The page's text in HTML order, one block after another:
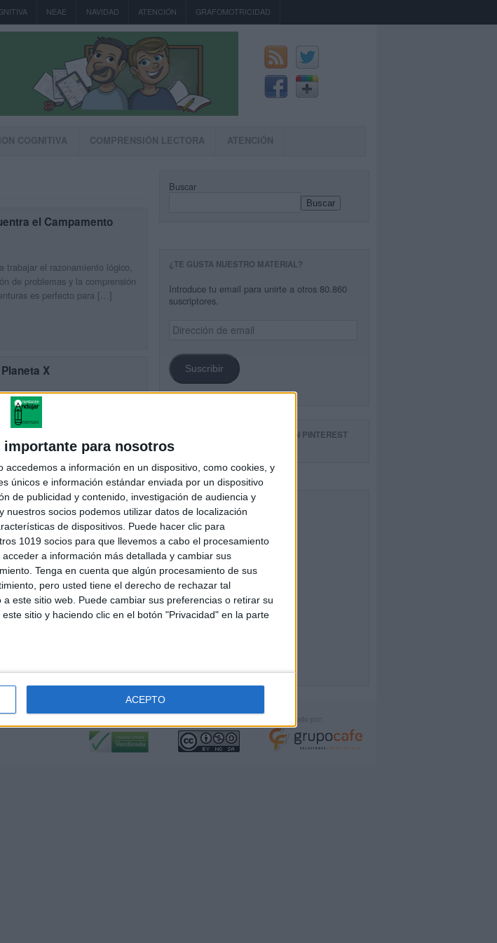
para nosotros
accedemos a información en un dispositivo, como cookies, y
únicos e información estándar enviada por un dispositivo
de publicidad y contenido, investigación de audiencia y
nuestros socios podemos utilizar datos de localización
de dispositivos. Puede hacer clic para
1019 socios para que llevemos a cabo el procesamiento
a información más detallada y cambiar sus
Tenga en cuenta que algún procesamiento de sus
pero usted tiene el derecho de rechazar tal
este sitio web. Puede cambiar sus preferencias o retirar su
sitio y haciendo clic en el botón "Privacidad" en la parte
ACEPTO
NEAE NAVIDAD ATENCIÓN GRAFOMOTRICIDAD
COGNITIVA COMPRENSIÓN LECTORA ATENCIÓN
el Campamento
trabajar el razonamiento lógico,
de problemas y la comprensión
es perfecto para […]
X
lógica, observación y
Si buscas un material educativo
esta propuesta encantará a tu
Buscar
Buscar
¿TE GUSTA NUESTRO MATERIAL?
Introduce tu email para unirte a otros 80.860
suscriptores.
Dirección
de
Suscribir
SIGUE NUESTROS TABLEROS EN PINTEREST